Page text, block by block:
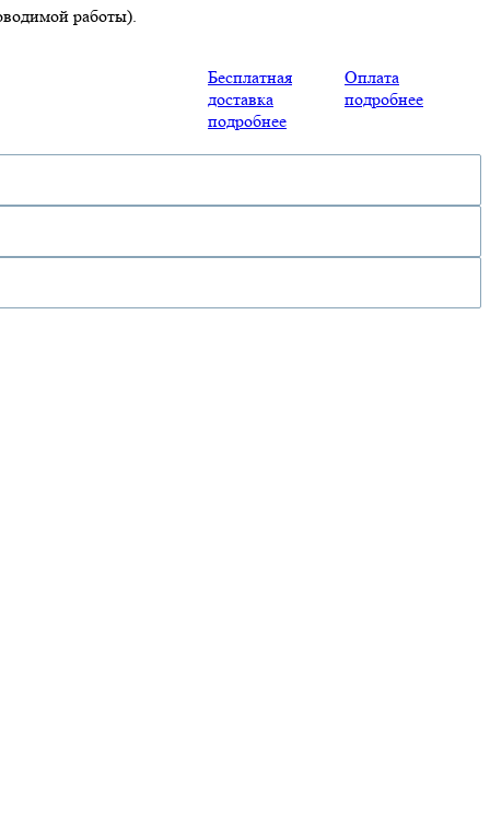
работы).
Бесплатная
доставка
подробнее
Оплата
подробнее